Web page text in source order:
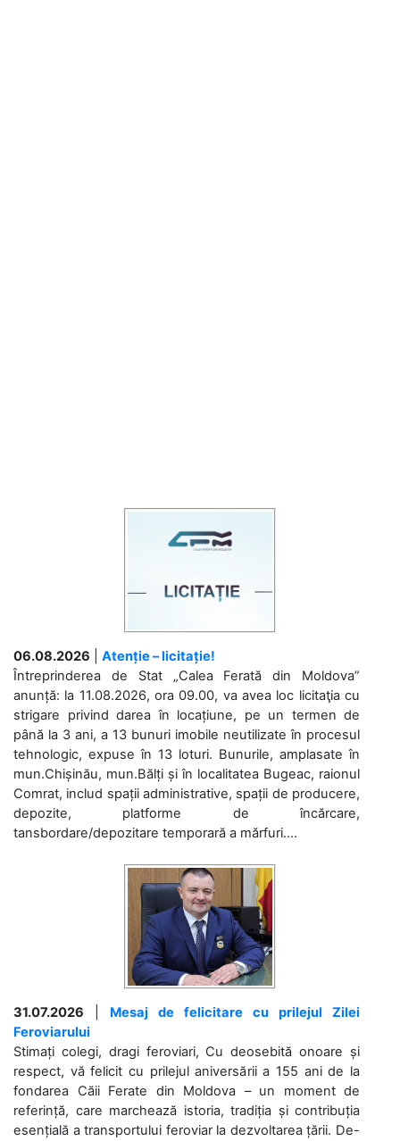
06.08.2026
Atenție – licitație!
Întreprinderea de Stat „Calea Ferată din Moldova”
anunță: la 11.08.2026, ora 09.00, va avea loc licitaţia cu
strigare privind darea în locațiune, pe un termen de
până la 3 ani, a 13 bunuri imobile neutilizate în procesul
tehnologic, expuse în 13 loturi. Bunurile, amplasate în
mun.Chișinău, mun.Bălți și în localitatea Bugeac, raionul
Comrat, includ spații administrative, spații de producere,
depozite, platforme de încărcare,
tansbordare/depozitare temporară a mărfuri....
31.07.2026
Mesaj de felicitare cu prilejul Zilei
Feroviarului
Stimați colegi, dragi feroviari, Cu deosebită onoare și
respect, vă felicit cu prilejul aniversării a 155 ani de la
fondarea Căii Ferate din Moldova – un moment de
referință, care marchează istoria, tradiția și contribuția
esențială a transportului feroviar la dezvoltarea țării. De-